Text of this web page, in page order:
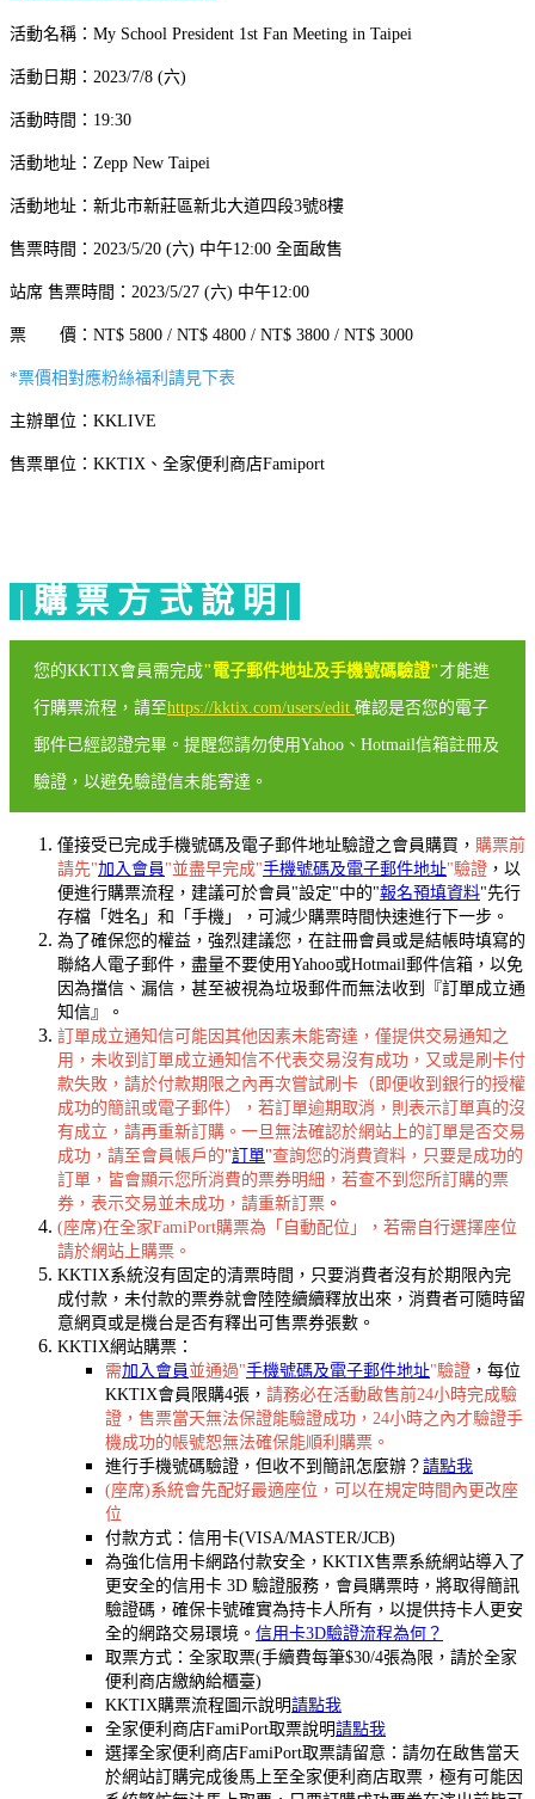
活動名稱：My School President 1st Fan Meeting in Taipei
活動日期： 2023/7/8 (六)
活動時間：19:30
活動地址： Zepp New Taipei
活動地址：新北市新莊區新北大道四段3號8樓
售票時間：2023/5/20 (六) 中午12:00 全面啟售
站席 售票時間：2023/5/27 (六) 中午12:00
票 價： NT$ 5800 / NT$ 4800 / NT$ 3800 / NT$ 3000
*票價相對應粉絲福利請見下表
主辦單位：KKLIVE
售票單位：KKTIX、全家便利商店Famiport
| 購 票 方 式 說 明 |
您的KKTIX會員需完成"電子郵件地址及手機號碼驗證" 才能進
行購票流程，請至https://kktix.com/users/edit 確認是否您的電子
郵件已經認證完畢。提醒您請勿使用Yahoo、Hotmail信箱註冊及
驗證，以避免驗證信未能寄達。
僅接受已完成手機號碼及電子郵件地址驗證之會員購買， 購票前
請先"加入會員 "並盡早完成"手機號碼及電子郵件地址"驗證 ，以
便進行購票流程，建議可於會員"設定"中的"報名預填資料"先行
存檔「姓名」和「手機」，可減少購票時間快速進行下一步。
為了確保您的權益，強烈建議您，在註冊會員或是結帳時填寫的
聯絡人電子郵件，盡量不要使用Yahoo或Hotmail郵件信箱，以免
因為擋信、漏信，甚至被視為垃圾郵件而無法收到『訂單成立通
知信』。
訂單成立通知信可能因其他因素未能寄達，僅提供交易通知之
用，未收到訂單成立通知信不代表交易沒有成功，又或是刷卡付
款失敗，請於付款期限之內再次嘗試刷卡（即便收到銀行的授權
成功的簡訊或電子郵件），若訂單逾期取消，則表示訂單真的沒
有成立，請再重新訂購。一旦無法確認於網站上的訂單是否交易
成功，請至會員帳戶的"訂單"查詢您的消費資料，只要是成功的
訂單，皆會顯示您所消費的票券明細，若查不到您所訂購的票
券，表示交易並未成功，請重新訂票 。
(座席)在全家FamiPort購票為「自動配位」，若需自行選擇座位
請於網站上購票。
KKTIX系統沒有固定的清票時間，只要消費者沒有於期限內完
成付款，未付款的票券就會陸陸續續釋放出來，消費者可隨時留
意網頁或是機台是否有釋出可售票券張數。
KKTIX網站購票：
需加入會員 並通過"手機號碼及電子郵件地址"驗證 ，每位
KKTIX會員限購4張， 請務必在活動啟售前24小時完成驗
證，售票當天無法保證能驗證成功，24小時之內才驗證手
機成功的帳號恕無法確保能順利購票。
進行手機號碼驗證，但收不到簡訊怎麼辦？ 請點我
(座席)系統會先配好最適座位，可以在規定時間內更改座
位
付款方式：信用卡(VISA/MASTER/JCB)
為強化信用卡網路付款安全，KKTIX售票系統網站導入了
更安全的信用卡 3D 驗證服務，會員購票時，將取得簡訊
驗證碼，確保卡號確實為持卡人所有，以提供持卡人更安
全的網路交易環境。 信用卡3D驗證流程為何？
取票方式：全家取票(手續費每筆$30/4張為限，請於全家
便利商店繳納給櫃臺)
KKTIX購票流程圖示說明請點我
全家便利商店FamiPort取票說明請點我
選擇全家便利商店FamiPort取票請留意：請勿在啟售當天
於網站訂購完成後馬上至全家便利商店取票，極有可能因